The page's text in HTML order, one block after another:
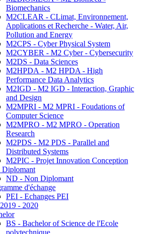
Biomechanics
M2CLEAR - CLimat, Environnement,
Applications et Recherche - Water, Air,
Pollution and Energy
M2CPS - Cyber Physical System
M2CYBER - M2 Cyber - Cybersecurity
M2DS - Data Sciences
M2HPDA - M2 HPDA - High
Performance Data Analytics
M2IGD - M2 IGD - Interaction, Graphic
and Design
M2MPRI - M2 MPRI - Foudations of
Computer Science
M2MPRO - M2 MPRO - Operation
Research
M2PDS - M2 PDS - Parallel and
Distributed Systems
M2PIC - Projet Innovation Conception
Diplomant
ND - Non Diplomant
d'échange
PEI - Echanges PEI
- 2020
BS - Bachelor of Science de l'Ecole
polytechnique